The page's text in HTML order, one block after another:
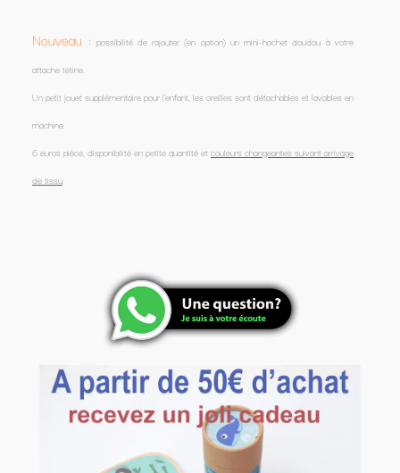
Nouveau : possibilité de rajouter (en option) un mini-hochet doudou à votre
attache tétine.
Un petit jouet supplémentaire pour l'enfant, les oreilles sont détachables et lavables en
machine.
6 euros pièce, disponibilité en petite quantité et couleurs changeantes suivant arrivage
de tissu.